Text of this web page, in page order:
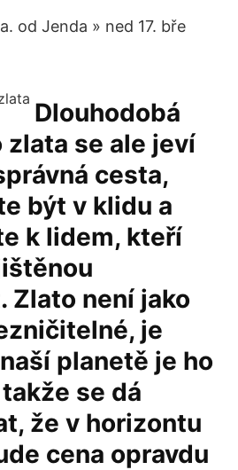
od Jenda » ned 17. bře
Dlouhodobá
se ale jeví
cesta,
být v klidu a
k lidem, kteří
Zlato není jako
je
planetě je ho
se dá
že v horizontu
cena opravdu